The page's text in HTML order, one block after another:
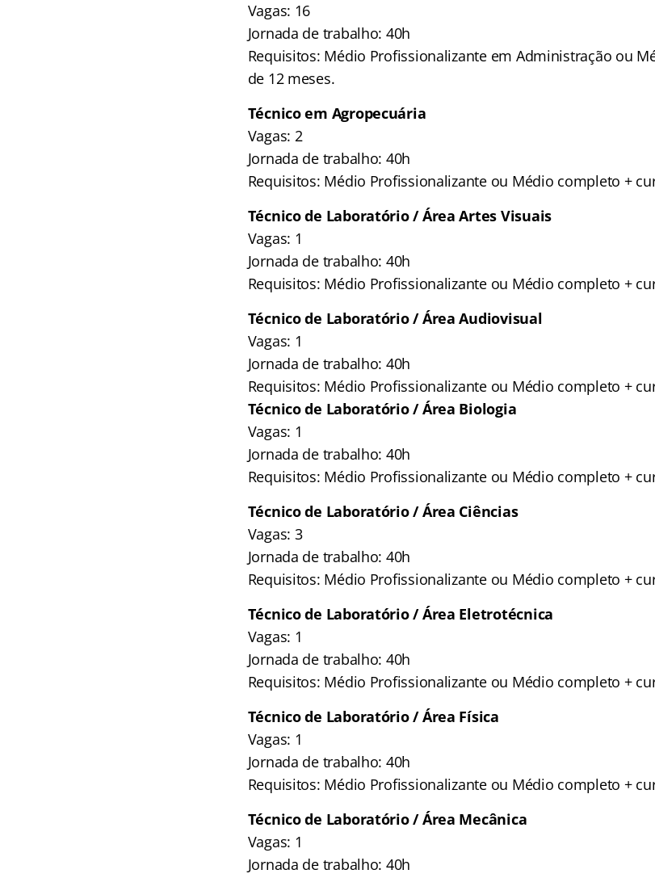
Vagas: 16
Jornada de trabalho: 40h
Requisitos: Médio Profissionalizante em Administração ou
de 12 meses.
Técnico em Agropecuária
Vagas: 2
Jornada de trabalho: 40h
Requisitos: Médio Profissionalizante ou Médio completo +
Técnico de Laboratório / Área Artes Visuais
Vagas: 1
Jornada de trabalho: 40h
Requisitos: Médio Profissionalizante ou Médio completo +
Técnico de Laboratório / Área Audiovisual
Vagas: 1
Jornada de trabalho: 40h
Requisitos: Médio Profissionalizante ou Médio completo +
Técnico de Laboratório / Área Biologia
Vagas: 1
Jornada de trabalho: 40h
Requisitos: Médio Profissionalizante ou Médio completo +
Técnico de Laboratório / Área Ciências
Vagas: 3
Jornada de trabalho: 40h
Requisitos: Médio Profissionalizante ou Médio completo +
Técnico de Laboratório / Área Eletrotécnica
Vagas: 1
Jornada de trabalho: 40h
Requisitos: Médio Profissionalizante ou Médio completo +
Técnico de Laboratório / Área Física
Vagas: 1
Jornada de trabalho: 40h
Requisitos: Médio Profissionalizante ou Médio completo +
Técnico de Laboratório / Área Mecânica
Vagas: 1
Jornada de trabalho: 40h